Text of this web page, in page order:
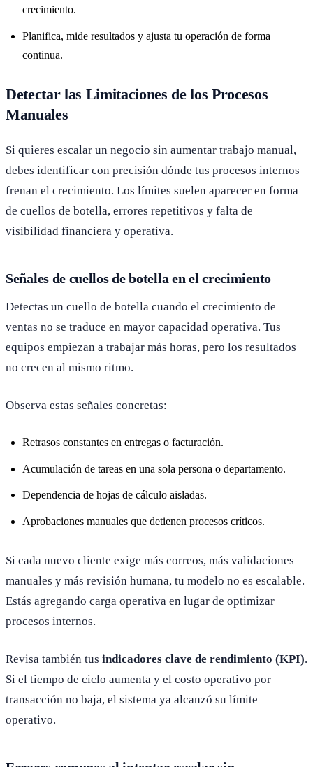
crecimiento.
Planifica, mide resultados y ajusta tu operación de forma
continua.
Detectar las Limitaciones de los Procesos
Manuales
Si quieres escalar un negocio sin aumentar trabajo manual,
debes identificar con precisión dónde tus procesos internos
frenan el crecimiento. Los límites suelen aparecer en forma
de cuellos de botella, errores repetitivos y falta de
visibilidad financiera y operativa.
Señales de cuellos de botella en el crecimiento
Detectas un cuello de botella cuando el crecimiento de
ventas no se traduce en mayor capacidad operativa. Tus
equipos empiezan a trabajar más horas, pero los resultados
no crecen al mismo ritmo.
Observa estas señales concretas:
Retrasos constantes en entregas o facturación.
Acumulación de tareas en una sola persona o departamento.
Dependencia de hojas de cálculo aisladas.
Aprobaciones manuales que detienen procesos críticos.
Si cada nuevo cliente exige más correos, más validaciones
manuales y más revisión humana, tu modelo no es escalable.
Estás agregando carga operativa en lugar de optimizar
procesos internos.
Revisa también tus indicadores clave de rendimiento (KPI).
Si el tiempo de ciclo aumenta y el costo operativo por
transacción no baja, el sistema ya alcanzó su límite
operativo.